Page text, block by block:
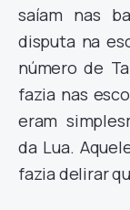
saíam nas
disputa na
número de
fazia nas
eram
da Lua.
fazia delirar